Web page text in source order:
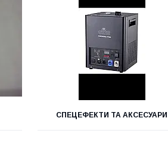
СПЕЦЕФЕКТИ ТА АКСЕСУАРИ